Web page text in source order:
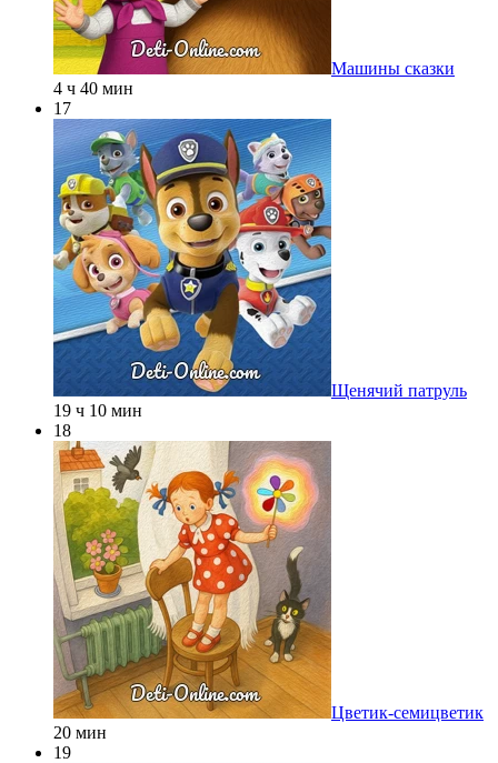
Машины сказки
4 ч 40 мин
17
Щенячий патруль
19 ч 10 мин
18
Цветик-семицветик
20 мин
19